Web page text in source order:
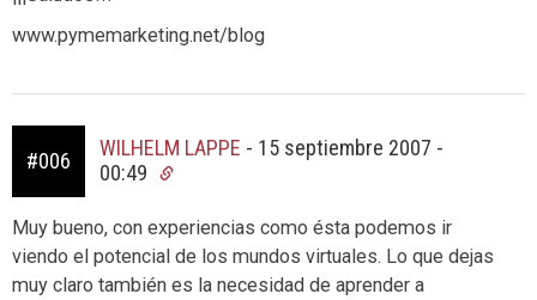
www.pymemarketing.net/blog
#006
WILHELM LAPPE - 15 septiembre 2007 -
00:49
Muy bueno, con experiencias como ésta podemos ir
viendo el potencial de los mundos virtuales. Lo que dejas
muy claro también es la necesidad de aprender a